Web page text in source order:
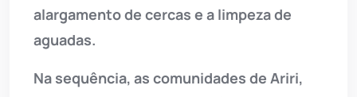
alargamento de cercas e a limpeza de
aguadas.
Na sequência, as comunidades de Ariri,